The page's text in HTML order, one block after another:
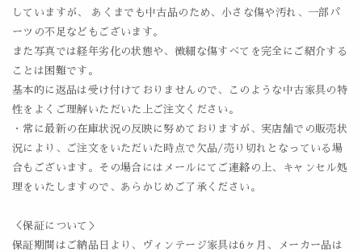
していますが、 あくまでも中古品のため、小さな傷や汚れ、一部パ
ーツの不足などもございます。
また写真では経年劣化の状態や、微細な傷すべてを完全にご紹介する
ことは困難です。
基本的に返品は受け付けておりませんので、このような中古家具の特
性をよくご理解いただいた上ご注文ください。
・常に最新の在庫状況の反映に努めておりますが、実店舗での販売状
況により、ご注文をいただいた時点で欠品/売り切れとなっている場
合もございます。その場合にはメールにてご連絡の上、キャンセル処
理をいたしますので、あらかじめご了承ください。
＜保証について＞
保証期間はご納品日より、ヴィンテージ家具は6ヶ月、メーカー品は